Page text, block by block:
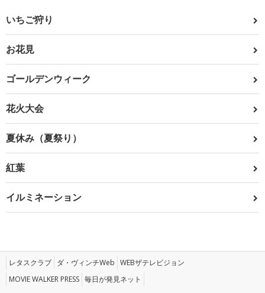
いちご狩り
お花見
ゴールデンウィーク
花火大会
夏休み（夏祭り）
紅葉
イルミネーション
レタスクラブ ダ・ヴィンチWeb WEBザテレビジョン
MOVIE WALKER PRESS 毎日が発見ネット